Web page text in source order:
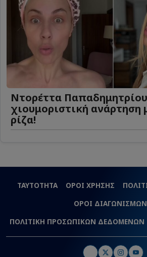
Ντορέττα
χιουμοριστική ανάρτηση
ρίζα!
ΤΑΥΤΟΤΗΤΑ ΟΡΟΙ ΧΡΗΣΗΣ
ΟΡΟΙ ΔΙΑΓΩΝΙΣΜΩΝ
ΠΟΛΙΤΙΚΗ ΠΡΟΣΩΠΙΚΩΝ ΔΕΔΟΜΕΝΩΝ